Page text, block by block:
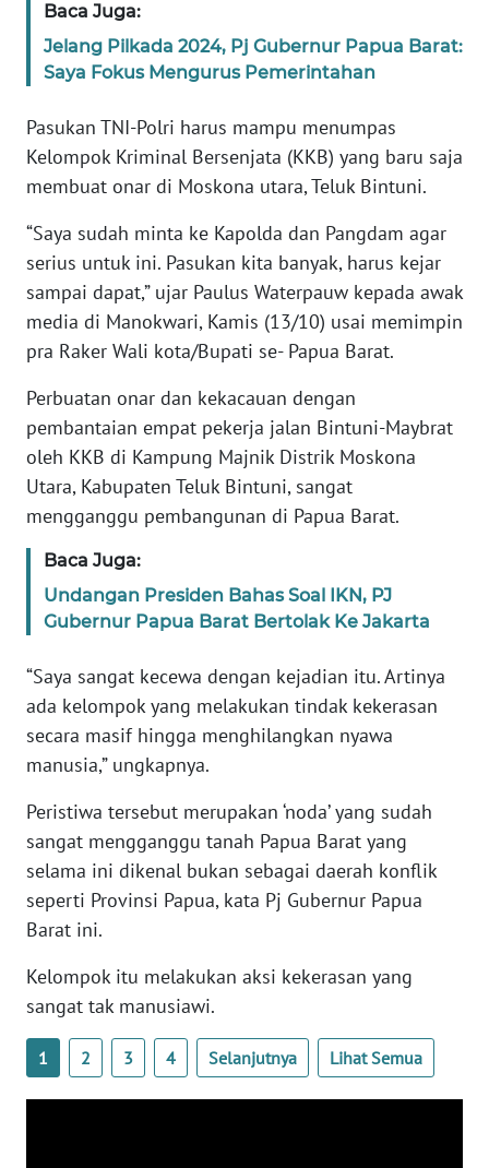
Baca Juga:
Jelang Pilkada 2024, Pj Gubernur Papua Barat:
Saya Fokus Mengurus Pemerintahan
Pasukan TNI-Polri harus mampu menumpas
Kelompok Kriminal Bersenjata (KKB) yang baru saja
membuat onar di Moskona utara, Teluk Bintuni.
“Saya sudah minta ke Kapolda dan Pangdam agar
serius untuk ini. Pasukan kita banyak, harus kejar
sampai dapat,” ujar Paulus Waterpauw kepada awak
media di Manokwari, Kamis (13/10) usai memimpin
pra Raker Wali kota/Bupati se- Papua Barat.
Perbuatan onar dan kekacauan dengan
pembantaian empat pekerja jalan Bintuni-Maybrat
oleh KKB di Kampung Majnik Distrik Moskona
Utara, Kabupaten Teluk Bintuni, sangat
mengganggu pembangunan di Papua Barat.
Baca Juga:
Undangan Presiden Bahas Soal IKN, PJ
Gubernur Papua Barat Bertolak Ke Jakarta
“Saya sangat kecewa dengan kejadian itu. Artinya
ada kelompok yang melakukan tindak kekerasan
secara masif hingga menghilangkan nyawa
manusia,” ungkapnya.
Peristiwa tersebut merupakan ‘noda’ yang sudah
sangat mengganggu tanah Papua Barat yang
selama ini dikenal bukan sebagai daerah konflik
seperti Provinsi Papua, kata Pj Gubernur Papua
Barat ini.
Kelompok itu melakukan aksi kekerasan yang
sangat tak manusiawi.
1 2 3 4 Selanjutnya Lihat Semua
WN
SUMUT
JAKARTA
WN
WN
BANTEN
WN
WN
KEPRI
PAPUA
WN
PAPUA
BARAT
WN
RIAU
WN
WN
JAMBI
WN
WN
NTB